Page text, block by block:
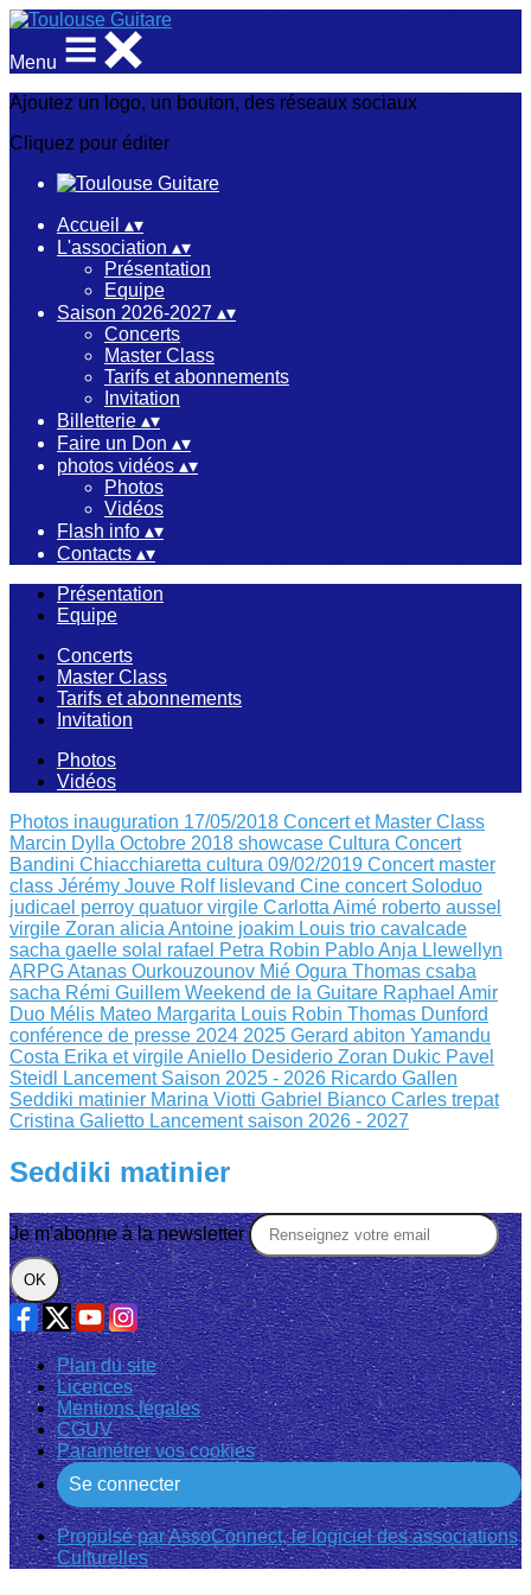
Menu
Ajoutez un logo, un bouton, des réseaux sociaux
Cliquez pour éditer
Accueil ▴▾
L'association ▴▾
Présentation
Equipe
Saison 2026-2027 ▴▾
Concerts
Master Class
Tarifs et abonnements
Invitation
Billetterie ▴▾
Faire un Don ▴▾
photos vidéos ▴▾
Photos
Vidéos
Flash info ▴▾
Contacts ▴▾
Présentation
Equipe
Concerts
Master Class
Tarifs et abonnements
Invitation
Photos
Vidéos
Photos inauguration 17/05/2018 Concert et Master Class
Marcin Dylla Octobre 2018 showcase Cultura Concert
Bandini Chiacchiaretta cultura 09/02/2019 Concert master
class Jérémy Jouve Rolf lislevand Cine concert Soloduo
judicael perroy quatuor virgile Carlotta Aimé roberto aussel
virgile Zoran alicia Antoine joakim Louis trio cavalcade
sacha gaelle solal rafael Petra Robin Pablo Anja Llewellyn
ARPG Atanas Ourkouzounov Mié Ogura Thomas csaba
sacha Rémi Guillem Weekend de la Guitare Raphael Amir
Duo Mélis Mateo Margarita Louis Robin Thomas Dunford
conférence de presse 2024 2025 Gerard abiton Yamandu
Costa Erika et virgileAniello Desiderio Zoran Dukic Pavel
Steidl
Lancement Saison 2025 - 2026 Ricardo Gallen
Seddiki matinier Marina Viotti Gabriel Bianco Carles trepat
Cristina Galietto Lancement saison 2026 - 2027
Seddiki matinier
Je m'abonne à la newsletter
OK
Plan du site
Licences
Mentions légales
CGUV
Paramétrer vos cookies
Se connecter
Propulsé par AssoConnect, le logiciel des associations
Culturelles